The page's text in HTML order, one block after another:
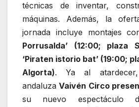
técnicas de inventar,
máquinas. Además, la
jornada incluye montajes
Porrusalda’ (12:00; plaza
‘Piraten istorio bat’ (19:00;
Algorta). Ya al
andaluzaVaivén Circo
su nuevo espectáculo